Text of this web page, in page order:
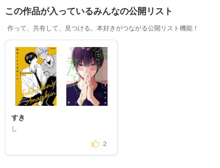
この作品が入っているみんなの公開リスト
作って、共有して、見つける。本好きがつながる公開リスト機能！
すき
し
2